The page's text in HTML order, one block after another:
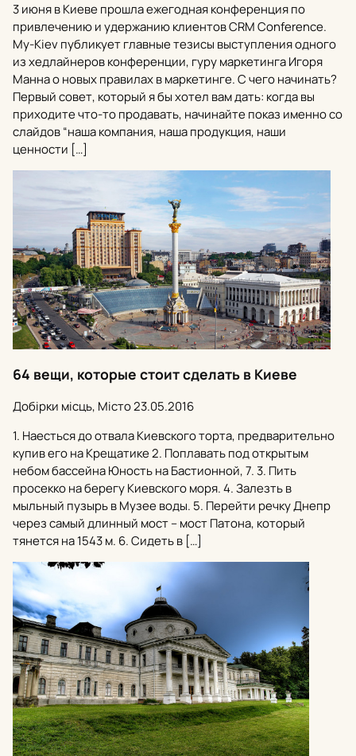
3 июня в Киеве прошла ежегодная конференция по
привлечению и удержанию клиентов CRM Conference.
My-Kiev публикует главные тезисы выступления одного
из хедлайнеров конференции, гуру маркетинга Игоря
Манна о новых правилах в маркетинге. С чего начинать?
Первый совет, который я бы хотел вам дать: когда вы
приходите что-то продавать, начинайте показ именно со
слайдов “наша компания, наша продукция, наши
ценности […]
64 вещи, которые стоит сделать в Киеве
Добірки місць, Місто23.05.2016
1. Наесться до отвала Киевского торта, предварительно
купив его на Крещатике 2. Поплавать под открытым
небом бассейна Юность на Бастионной, 7. 3. Пить
просекко на берегу Киевского моря. 4. Залезть в
мыльный пузырь в Музее воды. 5. Перейти речку Днепр
через самый длинный мост – мост Патона, который
тянется на 1543 м. 6. Сидеть в […]